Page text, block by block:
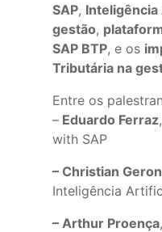
SAP, Inteligência
gestão,
SAP BTP, e os
Tributária na
Entre os
– Eduardo Ferraz
with SAP
– Christian
Inteligência
– Arthur Proença